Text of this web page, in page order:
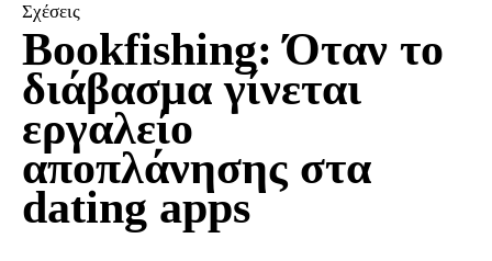
Σχέσεις
Bookfishing: Όταν το
διάβασμα γίνεται
εργαλείο
αποπλάνησης στα
dating apps